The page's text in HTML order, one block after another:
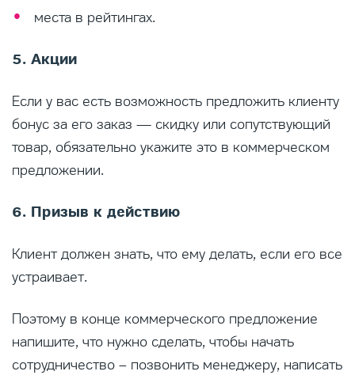
места в рейтингах.
5. Акции
Если у вас есть возможность предложить клиенту
бонус за его заказ — скидку или сопутствующий
товар, обязательно укажите это в коммерческом
предложении.
6. Призыв к действию
Клиент должен знать, что ему делать, если его все
устраивает.
Поэтому в конце коммерческого предложение
напишите, что нужно сделать, чтобы начать
сотрудничество – позвонить менеджеру, написать